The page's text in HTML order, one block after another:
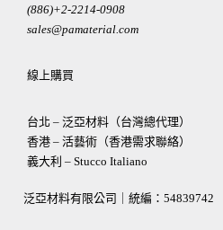
(886)+2-2214-0908
sales@pamaterial.com
線上購買
台北 – 泛亞材料（台灣總代理）
香港 – 活藝術（香港需求聯絡）
義大利 – Stucco Italiano
泛亞材料有限公司｜統編： 54839742